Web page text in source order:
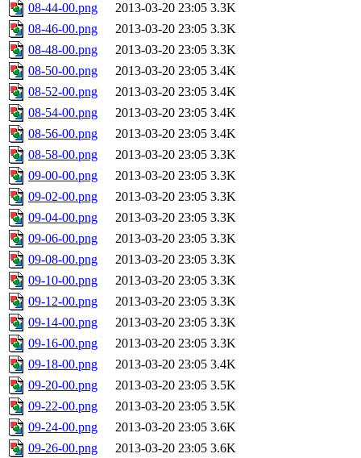
08-44-00.png
2013-03-20 23:05 3.3K
08-46-00.png
2013-03-20 23:05 3.3K
08-48-00.png
2013-03-20 23:05 3.3K
08-50-00.png
2013-03-20 23:05 3.4K
08-52-00.png
2013-03-20 23:05 3.4K
08-54-00.png
2013-03-20 23:05 3.4K
08-56-00.png
2013-03-20 23:05 3.4K
08-58-00.png
2013-03-20 23:05 3.3K
09-00-00.png
2013-03-20 23:05 3.3K
09-02-00.png
2013-03-20 23:05 3.3K
09-04-00.png
2013-03-20 23:05 3.3K
09-06-00.png
2013-03-20 23:05 3.3K
09-08-00.png
2013-03-20 23:05 3.3K
09-10-00.png
2013-03-20 23:05 3.3K
09-12-00.png
2013-03-20 23:05 3.3K
09-14-00.png
2013-03-20 23:05 3.3K
09-16-00.png
2013-03-20 23:05 3.3K
09-18-00.png
2013-03-20 23:05 3.4K
09-20-00.png
2013-03-20 23:05 3.5K
09-22-00.png
2013-03-20 23:05 3.5K
09-24-00.png
2013-03-20 23:05 3.6K
09-26-00.png
2013-03-20 23:05 3.6K